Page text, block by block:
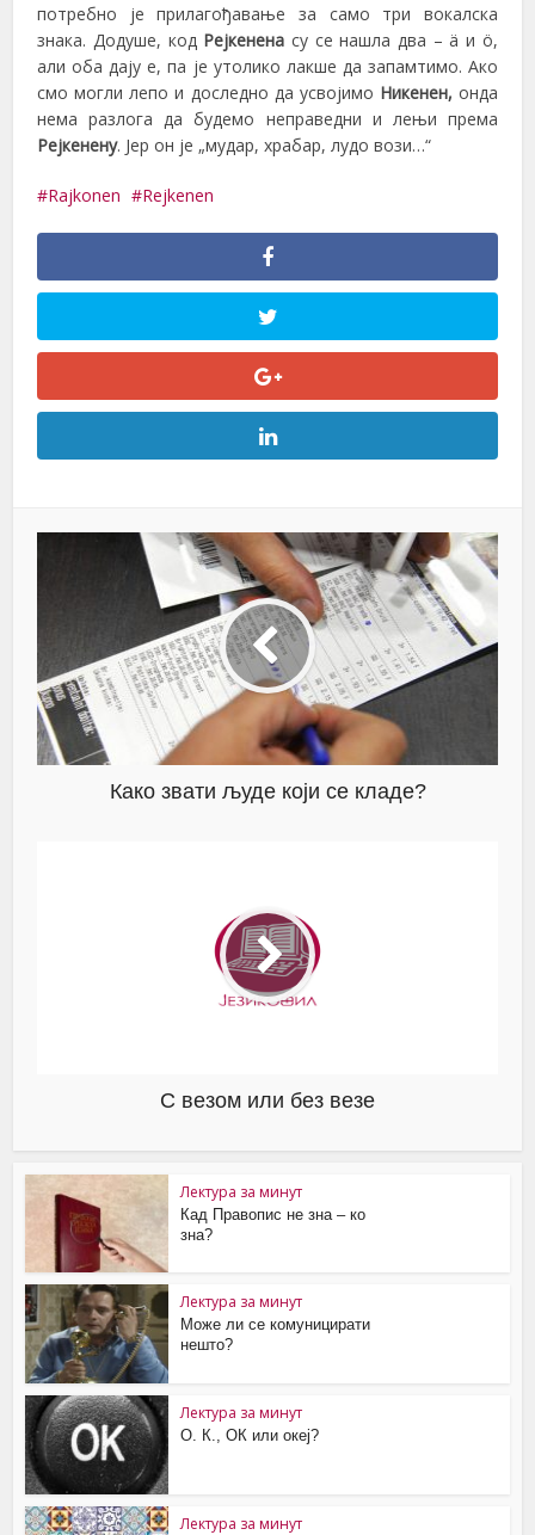
потребно је прилагођавање за само три вокалска
знака. Додуше, код Рејкенена су се нашла два – ä и ö,
али оба дају е, па је утолико лакше да запамтимо. Ако
смо могли лепо и доследно да усвојимо Никенен, онда
нема разлога да будемо неправедни и лењи према
Рејкенену. Јер он је „мудар, храбар, лудо вози…“
Rajkonen Rejkenen
Како звати људе који се кладе?
С везом или без везе
Лектура за минут
Кад Правопис не зна ‒ ко
зна?
Лектура за минут
Може ли се комуницирати
нешто?
Лектура за минут
О. К., ОК или океј?
Лектура за минут